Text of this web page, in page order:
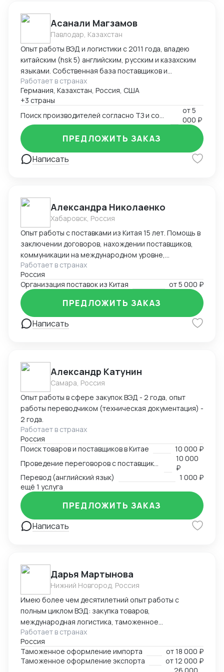
Асанали Магзамов
Павлодар, Казахстан
Опыт работы ВЭД и логистики с 2011 года, владею
китайским (hsk 5) английским, русским и казахским
языками. Собственная база поставщиков и
инспекторов для контроля качества. Опыт ведения
переговоров для получения оптимальных условий.
Работает в странах
Германия, Казахстан, Россия, США
+3 страны
от5
000 ₽
Написать
ПРЕДЛОЖИТЬ ЗАКАЗ
Александра Николаенко
Хабаровск, Россия
Опыт работы с поставками из Китая 15 лет. Помощь в
заключении договоров, нахождении поставщиков,
коммуникации на международном уровне,
понимание рынка, хорошие связи в Китае. Помощь в
организации Доставки. Склады в разных городах
Китая ( Гуанчжоу, суйфеньхе, фуюань) , проверенные
китайские посредники. ЗАВОЗ груза через Москву ,
Владивосток, Уссурийск.
Работает в странах
Россия
Организация поставок из Китая
от5 000 ₽
Написать
ПРЕДЛОЖИТЬ ЗАКАЗ
Александр Катунин
Самара, Россия
Опыт работы в сфере закупок ВЭД - 2 года, опыт
работы переводчиком (техническая документация) -
2 года.
Работает в странах
Россия
Поиск товаров и поставщиков в Китае
10 000 ₽
10 000
₽
Перевод (английский язык)
1 000 ₽
ещё 1 услуга
Написать
ПРЕДЛОЖИТЬ ЗАКАЗ
Дарья Мартынова
Нижний Новгород, Россия
Имею более чем десятилетний опыт работы с
полным циклом ВЭД: закупка товаров,
международная логистика, таможенное
оформление. Занимаю руководящую позицию
начальника отдела ВЭД в биохимическом холдинге.
Параллельно веду проекты в качестве консультанта
по ВЭД и таможенному оформлению. Успешный опыт
Работает в странах
Россия
Таможенное оформление импорта
от18 000 ₽
Таможенное оформление экспорта
от12 000 ₽